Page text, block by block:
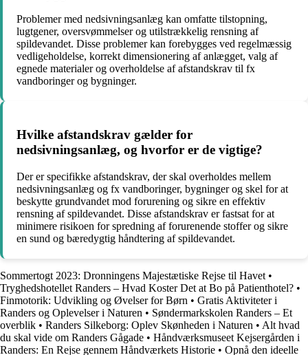
Problemer med nedsivningsanlæg kan omfatte tilstopning,
lugtgener, oversvømmelser og utilstrækkelig rensning af
spildevandet. Disse problemer kan forebygges ved regelmæssig
vedligeholdelse, korrekt dimensionering af anlægget, valg af
egnede materialer og overholdelse af afstandskrav til fx
vandboringer og bygninger.
Hvilke afstandskrav gælder for
nedsivningsanlæg, og hvorfor er de vigtige?
Der er specifikke afstandskrav, der skal overholdes mellem
nedsivningsanlæg og fx vandboringer, bygninger og skel for at
beskytte grundvandet mod forurening og sikre en effektiv
rensning af spildevandet. Disse afstandskrav er fastsat for at
minimere risikoen for spredning af forurenende stoffer og sikre
en sund og bæredygtig håndtering af spildevandet.
Sommertogt 2023: Dronningens Majestætiske Rejse til Havet •
Tryghedshotellet Randers – Hvad Koster Det at Bo på Patienthotel? •
Finmotorik: Udvikling og Øvelser for Børn • Gratis Aktiviteter i
Randers og Oplevelser i Naturen • Søndermarkskolen Randers – Et
overblik • Randers Silkeborg: Oplev Skønheden i Naturen • Alt hvad
du skal vide om Randers Gågade • Håndværksmuseet Kejsergården i
Randers: En Rejse gennem Håndværkets Historie • Opnå den ideelle